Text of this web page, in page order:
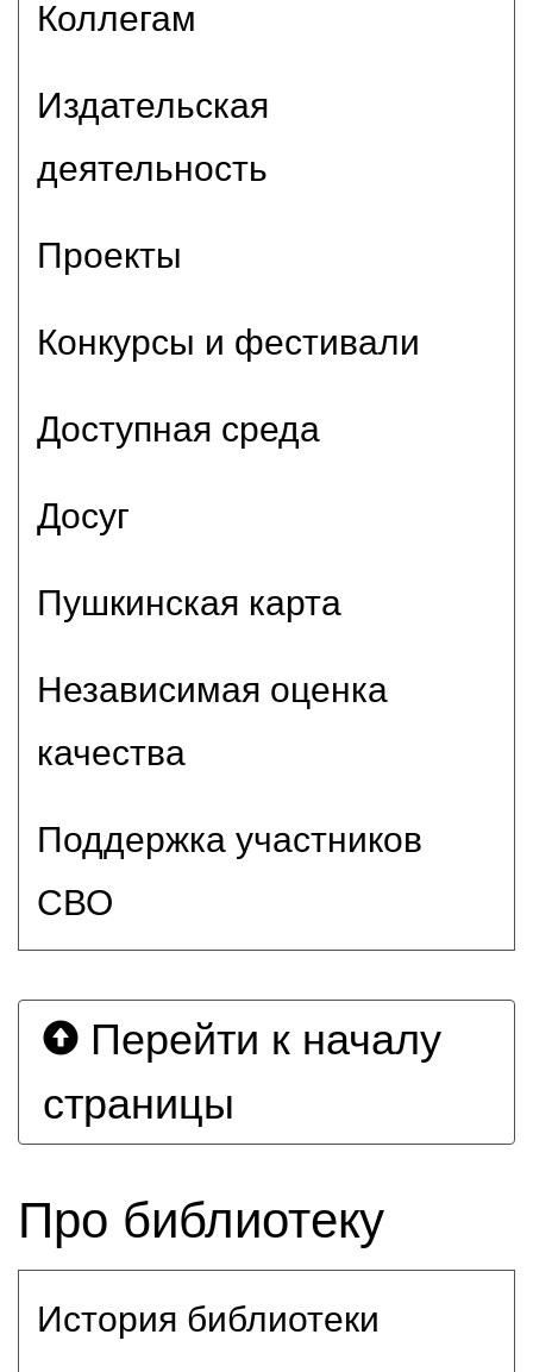
Коллегам
Издательская
деятельность
Проекты
Конкурсы и фестивали
Доступная среда
Досуг
Пушкинская карта
Независимая оценка
качества
Поддержка участников
СВО
Перейти к началу
страницы
Про библиотеку
История библиотеки